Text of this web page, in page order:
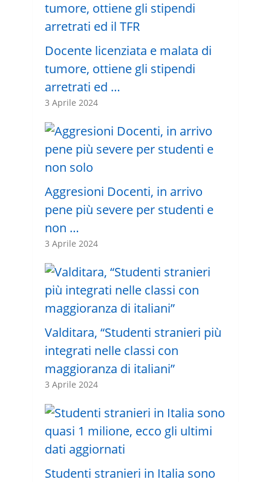
Docente licenziata e malata di
tumore, ottiene gli stipendi
arretrati ed …
3 Aprile 2024
Aggresioni Docenti, in arrivo
pene più severe per studenti e
non …
3 Aprile 2024
Valditara, “Studenti stranieri più
integrati nelle classi con
maggioranza di italiani”
3 Aprile 2024
Studenti stranieri in Italia sono